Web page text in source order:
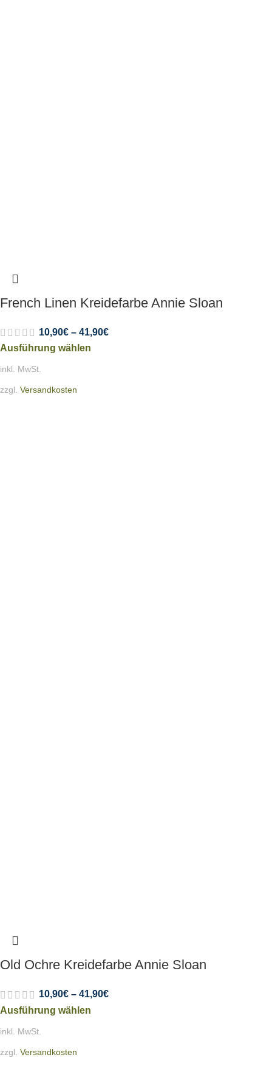
French Linen Kreidefarbe Annie Sloan
10,90€ – 41,90€
Ausführung wählen
inkl. MwSt.
zzgl. Versandkosten
Old Ochre Kreidefarbe Annie Sloan
10,90€ – 41,90€
Ausführung wählen
inkl. MwSt.
zzgl. Versandkosten